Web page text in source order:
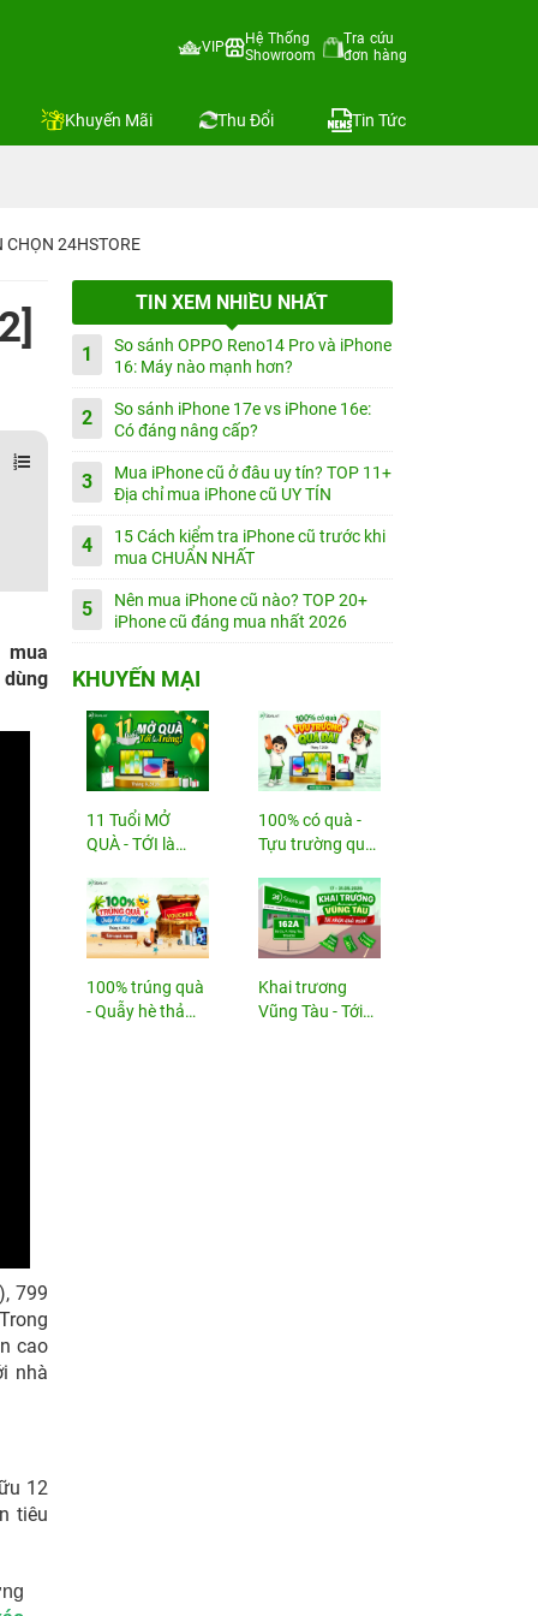
VIP
Hệ Thống
Showroom
Tra cứu
đơn hàng
Khuyến Mãi Thu Đổi Tin Tức
CHỌN 24HSTORE
mua
), 799
cao
nhà
12
tiêu
TIN XEM NHIỀU NHẤT
1
So sánh OPPO Reno14 Pro và iPhone
16: Máy nào mạnh hơn?
2
So sánh iPhone 17e vs iPhone 16e:
Có đáng nâng cấp?
3
Mua iPhone cũ ở đâu uy tín? TOP 11+
Địa chỉ mua iPhone cũ UY TÍN
4
15 Cách kiểm tra iPhone cũ trước khi
mua CHUẨN NHẤT
5
Nên mua iPhone cũ nào? TOP 20+
iPhone cũ đáng mua nhất 2026
KHUYẾN MẠI
11 Tuổi MỞ
QUÀ - TỚI là
100% có quà -
Tựu trường quá
100% trúng quà
- Quẫy hè thả
Khai trương
Vũng Tàu - Tới